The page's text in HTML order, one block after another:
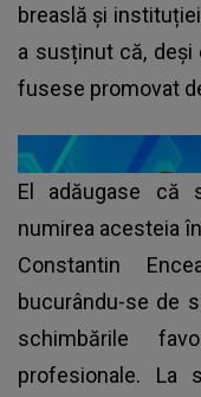
breaslă și
a susținut că, deși
fusese promovat
El adăugase că
numirea acesteia
Constantin
bucurându-se de
schimbările
profesionale.